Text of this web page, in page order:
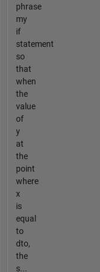
phrase
my
if
statement
so
that
when
the
value
of
y
at
the
point
where
x
is
equal
to
dto,
the
s...